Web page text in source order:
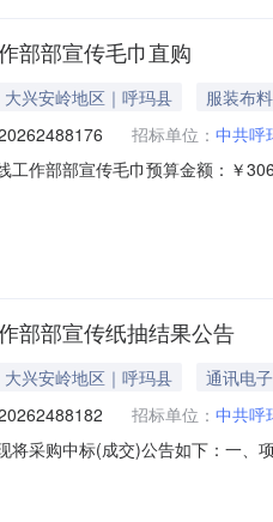
部部宣传毛巾直购
兴安岭地区｜呼玛县
服装布料
招标单位： 中共呼
工作部部宣传毛巾预算金额：￥
无条件退换补货。展开项目名称
二十二条规定，且已在
部部宣传纸抽结果公告
兴安岭地区｜呼玛县
通讯电子
招标单位： 中共呼
将采购中标(成交)公告如下：一
：部宣传纸抽项目周期：31项目